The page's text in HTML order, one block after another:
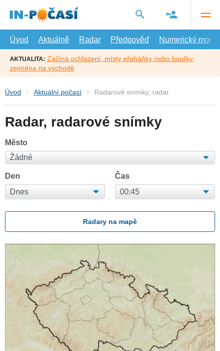
hlavní
Úvod
Aktuálně Radar Předpověď Numerický model
AKTUALITA: Začíná ochlazení, místy přeháňky nebo bouřky,
zejména na východě
Úvod Aktuální počasí Radarové snímky, radar
Radar, radarové snímky
Město
Den Čas
Radary na mapě